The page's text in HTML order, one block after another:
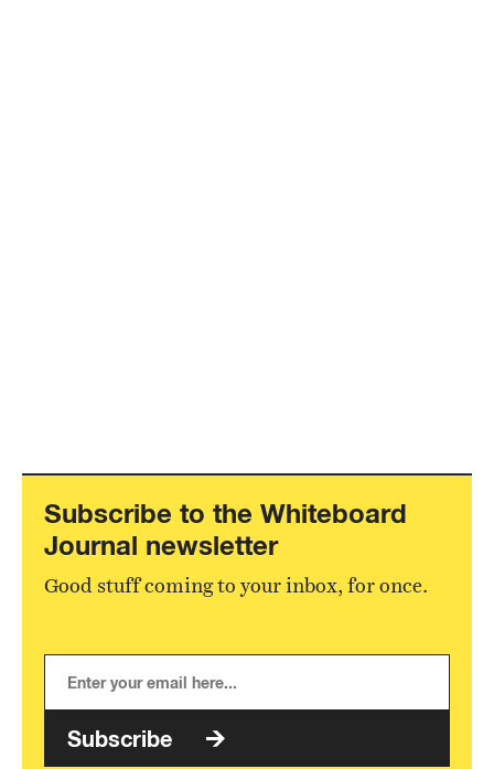
Subscribe to the Whiteboard
Journal newsletter
Good stuff coming to your inbox, for once.
Subscribe